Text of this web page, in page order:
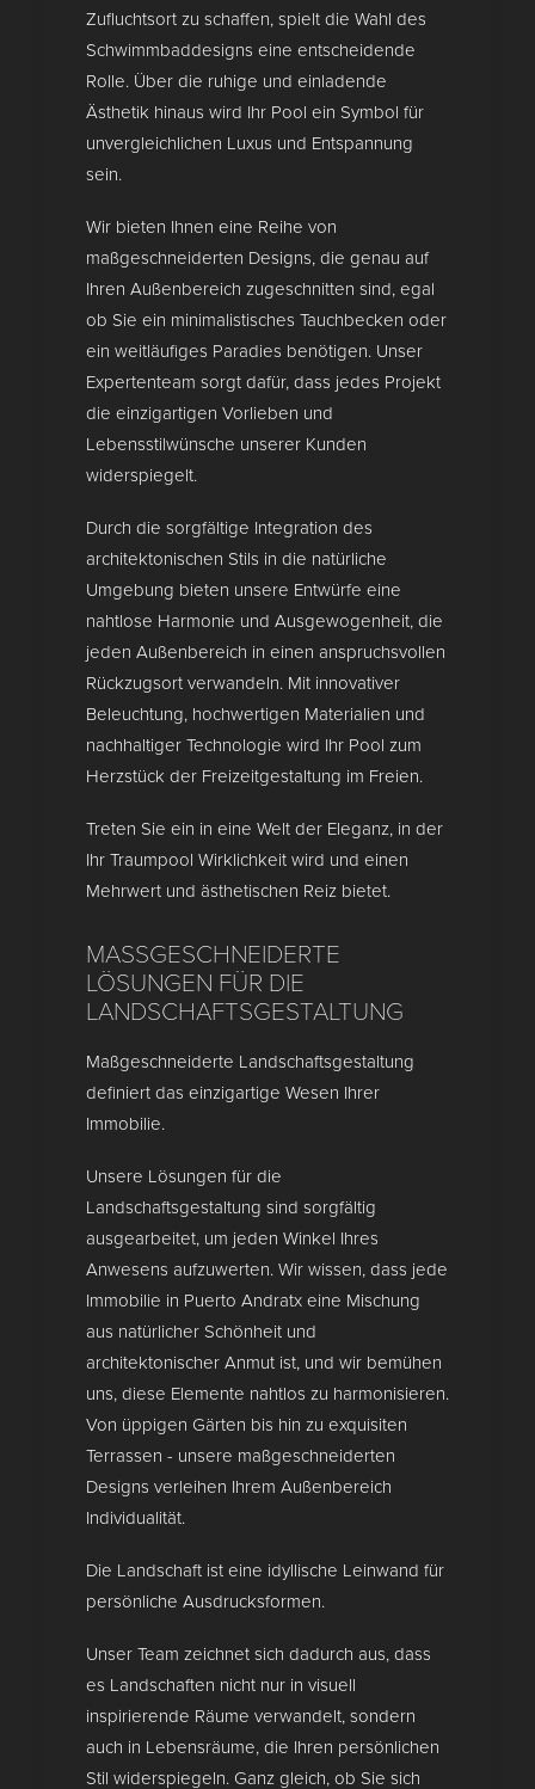
Zufluchtsort zu schaffen, spielt die Wahl des
Schwimmbaddesigns eine entscheidende
Rolle. Über die ruhige und einladende
Ästhetik hinaus wird Ihr Pool ein Symbol für
unvergleichlichen Luxus und Entspannung
sein.
Wir bieten Ihnen eine Reihe von
maßgeschneiderten Designs, die genau auf
Ihren Außenbereich zugeschnitten sind, egal
ob Sie ein minimalistisches Tauchbecken oder
ein weitläufiges Paradies benötigen. Unser
Expertenteam sorgt dafür, dass jedes Projekt
die einzigartigen Vorlieben und
Lebensstilwünsche unserer Kunden
widerspiegelt.
Durch die sorgfältige Integration des
architektonischen Stils in die natürliche
Umgebung bieten unsere Entwürfe eine
nahtlose Harmonie und Ausgewogenheit, die
jeden Außenbereich in einen anspruchsvollen
Rückzugsort verwandeln. Mit innovativer
Beleuchtung, hochwertigen Materialien und
nachhaltiger Technologie wird Ihr Pool zum
Herzstück der Freizeitgestaltung im Freien.
Treten Sie ein in eine Welt der Eleganz, in der
Ihr Traumpool Wirklichkeit wird und einen
Mehrwert und ästhetischen Reiz bietet.
MASSGESCHNEIDERTE L
ÖSUNGEN FÜR DIE L
ANDSCHAFTSGESTALTUNG
Maßgeschneiderte Landschaftsgestaltung
definiert das einzigartige Wesen Ihrer
Immobilie.
Unsere Lösungen für die
Landschaftsgestaltung sind sorgfältig
ausgearbeitet, um jeden Winkel Ihres
Anwesens aufzuwerten. Wir wissen, dass jede
Immobilie in Puerto Andratx eine Mischung
aus natürlicher Schönheit und
architektonischer Anmut ist, und wir bemühen
uns, diese Elemente nahtlos zu harmonisieren.
Von üppigen Gärten bis hin zu exquisiten
Terrassen - unsere maßgeschneiderten
Designs verleihen Ihrem Außenbereich
Individualität.
Die Landschaft ist eine idyllische Leinwand für
persönliche Ausdrucksformen.
Unser Team zeichnet sich dadurch aus, dass
es Landschaften nicht nur in visuell
inspirierende Räume verwandelt, sondern
auch in Lebensräume, die Ihren persönlichen
Stil widerspiegeln. Ganz gleich, ob Sie sich